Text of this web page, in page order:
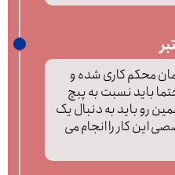
محکم کاری شده و
باید نسبت به پبچ
رو باید به دنبال یک
این کار را انجام می